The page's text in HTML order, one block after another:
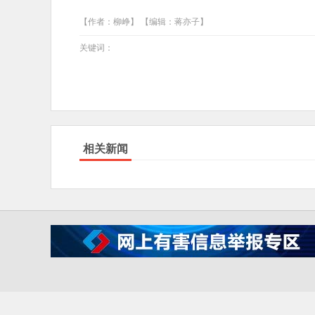
【作者：柳峥】 【编辑：蒋亦子】
关键词：
相关新闻